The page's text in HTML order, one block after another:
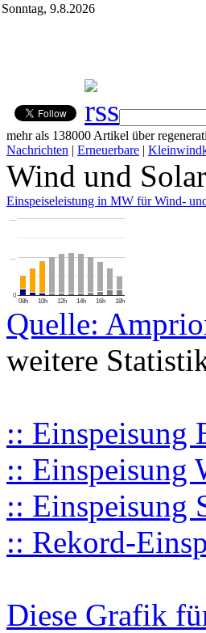
Sonntag, 9.8.2026
mehr als 138000 Artikel über
Nachrichten | Erneuerbare |
Wind und
Einspeiseleistung in MW für Wind-
08h 10h 12h 14h 16h 18h
0
…
…
Quelle:
weitere
:: Einspeisung
:: Einspeisung
:: Einspeisung
:: Rekord-
Diese Grafik